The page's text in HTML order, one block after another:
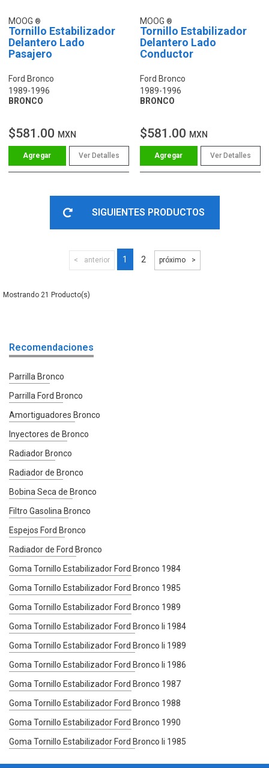
MOOG
Tornillo Estabilizador
Delantero Lado
Pasajero
Ford Bronco
1989-1996
BRONCO
$581.00 MXN
Ver Detalles
MOOG
Tornillo Estabilizador
Delantero Lado
Conductor
Ford Bronco
1989-1996
BRONCO
$581.00 MXN
Ver Detalles
SIGUIENTES PRODUCTOS
anterior 1 2 próximo
21
Recomendaciones
Parrilla Bronco
Parrilla Ford Bronco
Amortiguadores Bronco
Inyectores de Bronco
Radiador Bronco
Radiador de Bronco
Bobina Seca de Bronco
Filtro Gasolina Bronco
Espejos Ford Bronco
Radiador de Ford Bronco
Goma Tornillo Estabilizador Ford Bronco 1984
Goma Tornillo Estabilizador Ford Bronco 1985
Goma Tornillo Estabilizador Ford Bronco 1989
Goma Tornillo Estabilizador Ford Bronco Ii 1984
Goma Tornillo Estabilizador Ford Bronco Ii 1989
Goma Tornillo Estabilizador Ford Bronco Ii 1986
Goma Tornillo Estabilizador Ford Bronco 1987
Goma Tornillo Estabilizador Ford Bronco 1988
Goma Tornillo Estabilizador Ford Bronco 1990
Goma Tornillo Estabilizador Ford Bronco Ii 1985